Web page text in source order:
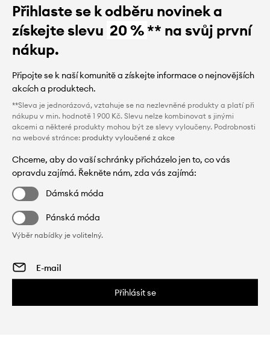
Přihlaste se k odběru novinek a
získejte slevu 20 %** na svůj první
nákup.
Připojte se k naší komunitě a získejte informace o nejnovějších
akcích a produktech.
**Sleva je jednorázová, vztahuje se na nezlevněné produkty a platí při
nákupu v min. hodnotě 1 900 Kč. Slevu nelze kombinovat s jinými
akcemi a některé produkty mohou být ze slevy vyloučeny. Podrobnosti
na webové stránce: produkty vyloučené z akce
Chceme, aby do vaší schránky přicházelo jen to, co vás
opravdu zajímá. Řekněte nám, zda vás zajímá:
Dámská móda
Pánská móda
Výběr nabídky je volitelný.
Přihlásit se